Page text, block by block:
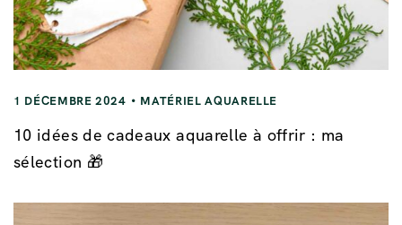
1 DÉCEMBRE 2024 MATÉRIEL AQUARELLE
10 idées de cadeaux aquarelle à offrir : ma
sélection 🎁